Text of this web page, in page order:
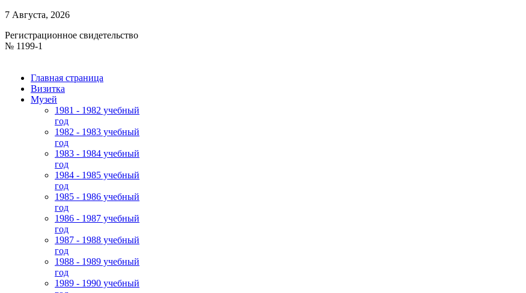
7 Августа, 2026
Регистрационное свидетельство
№ 1199-1
Главная страница
Визитка
Музей
1981 - 1982 учебный
год
1982 - 1983 учебный
год
1983 - 1984 учебный
год
1984 - 1985 учебный
год
1985 - 1986 учебный
год
1986 - 1987 учебный
год
1987 - 1988 учебный
год
1988 - 1989 учебный
год
1989 - 1990 учебный